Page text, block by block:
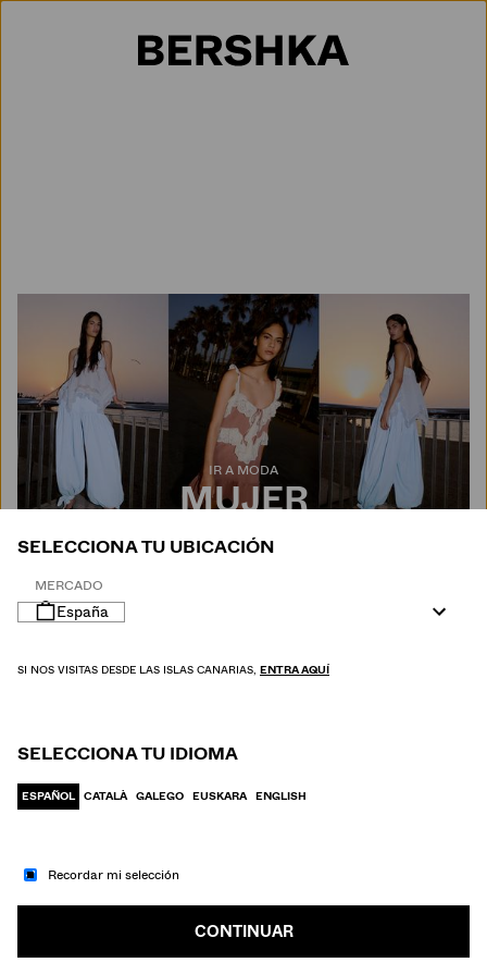
Selección de país
IR A MODA
MUJER
HOMBRE
SELECCIONA TU UBICACIÓN
MERCADO
España
SI NOS VISITAS DESDE LAS ISLAS CANARIAS, ENTRA AQUÍ
SELECCIONA TU IDIOMA
ESPAÑOL CATALÀ GALEGO EUSKARA ENGLISH
Recordar mi selección
CONTINUAR